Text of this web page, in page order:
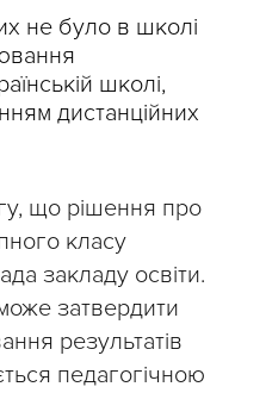
не було в школі
школі,
дистанційних
що рішення про
класу
закладу освіти.
затвердити
результатів
педагогічною